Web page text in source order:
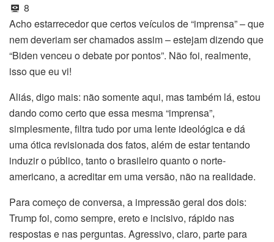
8
Acho estarrecedor que certos veículos de “imprensa” – que
nem deveriam ser chamados assim – estejam dizendo que
“Biden venceu o debate por pontos”. Não foi, realmente,
isso que eu vi!
Aliás, digo mais: não somente aqui, mas também lá, estou
dando como certo que essa mesma “imprensa”,
simplesmente, filtra tudo por uma lente ideológica e dá
uma ótica revisionada dos fatos, além de estar tentando
induzir o público, tanto o brasileiro quanto o norte-
americano, a acreditar em uma versão, não na realidade.
Para começo de conversa, a impressão geral dos dois:
Trump foi, como sempre, ereto e incisivo, rápido nas
respostas e nas perguntas. Agressivo, claro, parte para